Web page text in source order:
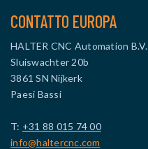
CONTATTO EUROPA
HALTER CNC Automation B.V.
Sluiswachter 20b
3861 SN Nijkerk
Paesi Bassi
T: +31 88 015 74 00
info@haltercnc.com